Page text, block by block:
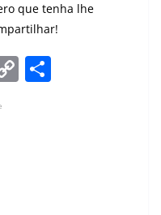
que tenha lhe
C